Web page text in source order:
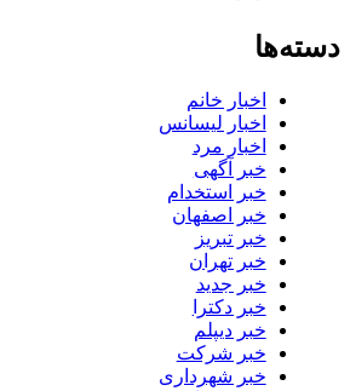
دسته‌ها
اخبار خانم
اخبار لیسانس
اخبار مرد
خبر آگهی
خبر استخدام
خبر اصفهان
خبر تبریز
خبر تهران
خبر جدید
خبر دکترا
خبر دیپلم
خبر شرکت
خبر شهرداری